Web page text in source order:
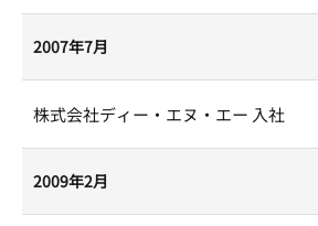
2007年7月
株式会社ディー・エヌ・エー 入社
2009年2月